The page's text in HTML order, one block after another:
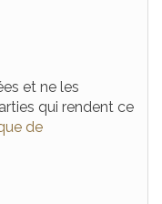
et ne les
qui rendent ce
de